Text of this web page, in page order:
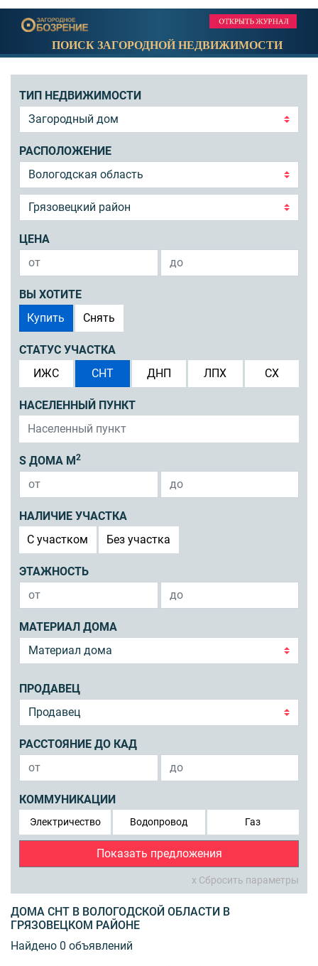
ПОИСК ЗАГОРОДНОЙ НЕДВИЖИМОСТИ
ТИП НЕДВИЖИМОСТИ
РАСПОЛОЖЕНИЕ
ЦЕНА
ВЫ ХОТИТЕ
Купить
Снять
СТАТУС УЧАСТКА
ИЖС
СНТ ДНП ЛПХ СХ
НАСЕЛЕННЫЙ ПУНКТ
S ДОМА М 2
НАЛИЧИЕ УЧАСТКА
C участком
Без участка
ЭТАЖНОСТЬ
МАТЕРИАЛ ДОМА
ПРОДАВЕЦ
РАССТОЯНИЕ ДО КАД
КОММУНИКАЦИИ
Электричество Водопровод Газ
Показать предложения
x Сбросить параметры
ДОМА СНТ В ВОЛОГОДСКОЙ ОБЛАСТИ В
ГРЯЗОВЕЦКОМ РАЙОНЕ
Найдено 0 объявлений